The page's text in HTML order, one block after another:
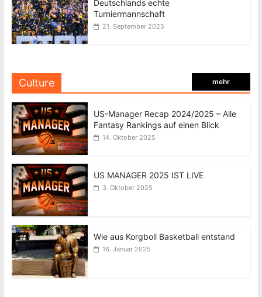
Deutschlands echte
Turniermannschaft
21. September 2025
Culture mehr
US-Manager Recap 2024/2025 – Alle
Fantasy Rankings auf einen Blick
14. Oktober 2025
US MANAGER 2025 IST LIVE
3. Oktober 2025
Wie aus Korgboll Basketball entstand
16. Januar 2025